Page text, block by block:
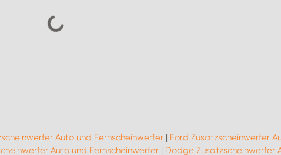
Auto und Fernscheinwerfer| Ford Zusatzscheinwerfer
Auto und Fernscheinwerfer| Dodge Zusatzscheinwerfer